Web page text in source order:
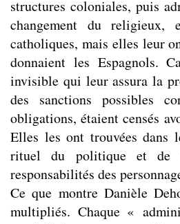
structures coloniales, puis
changement du
catholiques, mais elles leur
donnaient les Espagnols.
invisible qui leur assura la
des sanctions possibles
obligations, étaient censés
Elles les ont trouvées dans
rituel du politique et de
responsabilités des
Ce que montre Danièle
multipliés. Chaque «